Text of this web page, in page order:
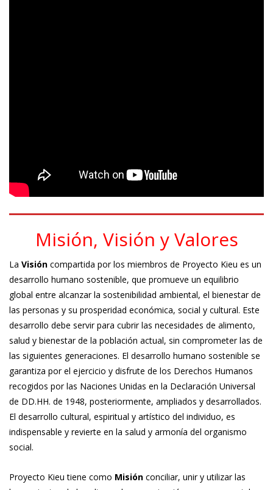
Misión, Visión y Valores
La Visión compartida por los miembros de Proyecto Kieu es un
desarrollo humano sostenible, que promueve un equilibrio
global entre alcanzar la sostenibilidad ambiental, el bienestar de
las personas y su prosperidad económica, social y cultural. Este
desarrollo debe servir para cubrir las necesidades de alimento,
salud y bienestar de la población actual, sin comprometer las de
las siguientes generaciones. El desarrollo humano sostenible se
garantiza por el ejercicio y disfrute de los Derechos Humanos
recogidos por las Naciones Unidas en la Declaración Universal
de DD.HH. de 1948, posteriormente, ampliados y desarrollados.
El desarrollo cultural, espiritual y artístico del individuo, es
indispensable y revierte en la salud y armonía del organismo
social.
Proyecto Kieu tiene como Misión conciliar, unir y utilizar las